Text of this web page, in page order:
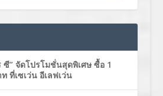
ซี” จัดโปรโมชั่นสุดพิเศษ ซื้อ 1
ที่เซเว่น อีเลฟเว่น